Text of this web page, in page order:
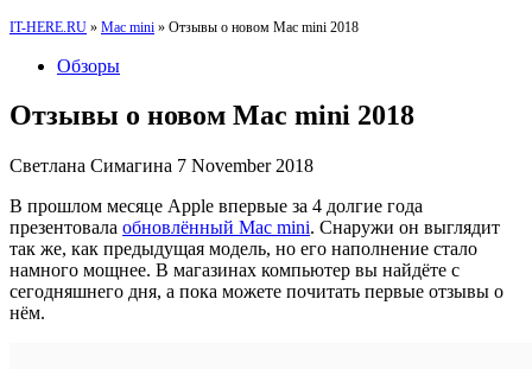
IT-HERE.RU » Mac mini » Отзывы о новом Mac mini 2018
Обзоры
Отзывы о новом Mac mini 2018
Светлана Симагина 7 November 2018
В прошлом месяце Apple впервые за 4 долгие года
презентовала обновлённый Mac mini. Снаружи он выглядит
так же, как предыдущая модель, но его наполнение стало
намного мощнее. В магазинах компьютер вы найдёте с
сегодняшнего дня, а пока можете почитать первые отзывы о
нём.